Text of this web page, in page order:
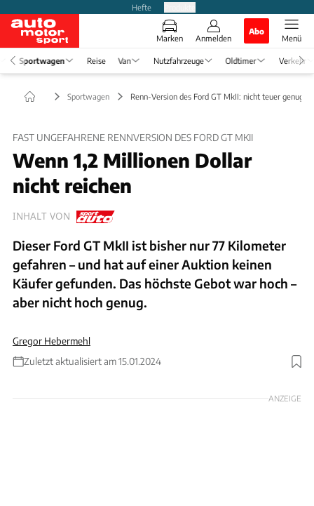
Hefte
Marken Anmelden
Abo
Menü
Sportwagen Reise Van Nutzfahrzeuge Oldtimer Verkehr
Sportwagen Renn-Version des Ford GT MkII: nicht teuer genug
FAST UNGEFAHRENE RENNVERSION DES FORD GT MKII
Wenn 1,2 Millionen Dollar
nicht reichen
INHALT VON
Dieser Ford GT MkII ist bisher nur 77 Kilometer
gefahren – und hat auf einer Auktion keinen
Käufer gefunden. Das höchste Gebot war hoch –
aber nicht hoch genug.
Gregor Hebermehl
Zuletzt aktualisiert am 15.01.2024
Foto: Mecum Auctions
ANZEIGE